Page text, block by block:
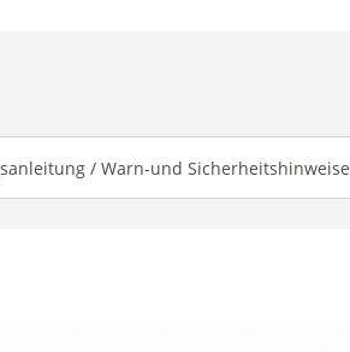
/ Warn-und Sicherheitshinweise